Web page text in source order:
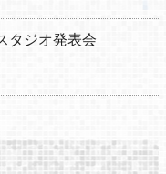
タジオ発表会